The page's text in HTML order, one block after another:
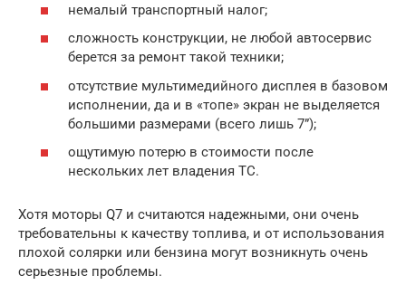
немалый транспортный налог;
сложность конструкции, не любой автосервис
берется за ремонт такой техники;
отсутствие мультимедийного дисплея в базовом
исполнении, да и в «топе» экран не выделяется
большими размерами (всего лишь 7”);
ощутимую потерю в стоимости после
нескольких лет владения ТС.
Хотя моторы Q7 и считаются надежными, они очень
требовательны к качеству топлива, и от использования
плохой солярки или бензина могут возникнуть очень
серьезные проблемы.